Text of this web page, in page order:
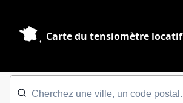
Carte du tensiomètre locatif